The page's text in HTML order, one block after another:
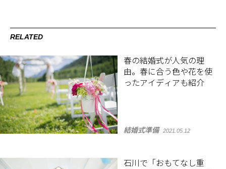
RELATED
春の結婚式が人気の理
由。春に合う色や花を使
ったアイディアも紹介
結婚式準備 2021.05.12
石川で「おもてなし重